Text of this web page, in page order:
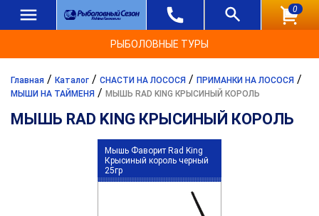
0
РЫБОЛОВНЫЕ ТУРЫ
Главная / Каталог / СНАСТИ НА ЛОСОСЯ / ПРИМАНКИ НА ЛОСОСЯ /
МЫШИ НА ТАЙМЕНЯ / МЫШЬ RAD KING КРЫСИНЫЙ КОРОЛЬ
МЫШЬ RAD KING КРЫСИНЫЙ КОРОЛЬ
Мышь Фаворит Rad King
Крысиный король черный
25гр